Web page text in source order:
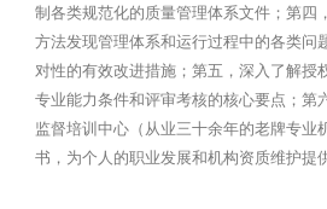
制各类规范化的质量管理体系文件；第四
方法发现管理体系和运行过程中的各类问
对性的有效改进措施；第五，深入了解授
专业能力条件和评审考核的核心要点；第
监督培训中心（从业三十余年的老牌专业
书，为个人的职业发展和机构资质维护提